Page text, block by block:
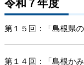
第１５回：「島根県
第１４回：「島根か